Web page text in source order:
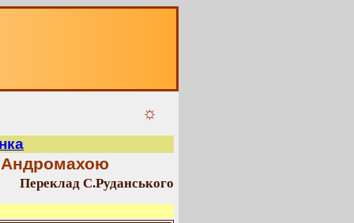
☼
Андромахою
Переклад С.Руданського